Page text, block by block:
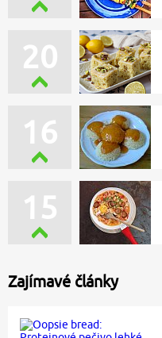
20
16
15
Zajímavé články